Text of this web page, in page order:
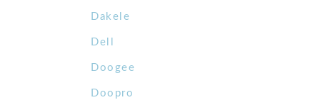
Dakele
Dell
Doogee
Doopro